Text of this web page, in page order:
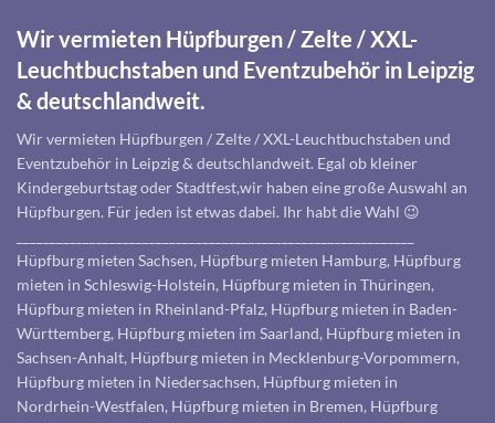
Wir vermieten Hüpfburgen / Zelte / XXL-
Leuchtbuchstaben und Eventzubehör in Leipzig
& deutschlandweit.
Wir vermieten Hüpfburgen / Zelte / XXL-Leuchtbuchstaben und
Eventzubehör in Leipzig & deutschlandweit. Egal ob kleiner
Kindergeburtstag oder Stadtfest,wir haben eine große Auswahl an
Hüpfburgen. Für jeden ist etwas dabei. Ihr habt die Wahl 😉
Hüpfburg mieten Sachsen, Hüpfburg mieten Hamburg, Hüpfburg
mieten in Schleswig-Holstein, Hüpfburg mieten in Thüringen,
Hüpfburg mieten in Rheinland-Pfalz, Hüpfburg mieten in Baden-
Württemberg, Hüpfburg mieten im Saarland, Hüpfburg mieten in
Sachsen-Anhalt, Hüpfburg mieten in Mecklenburg-Vorpommern,
Hüpfburg mieten in Niedersachsen, Hüpfburg mieten in
Nordrhein-Westfalen, Hüpfburg mieten in Bremen, Hüpfburg